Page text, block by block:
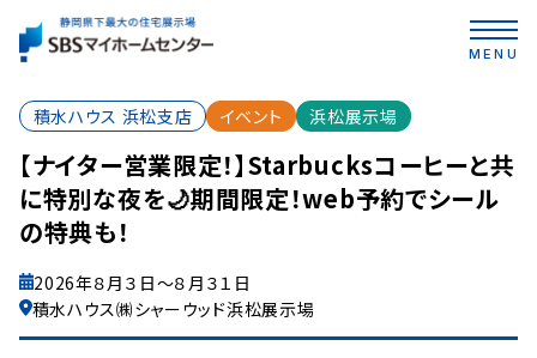
MENU
積水ハウス 浜松支店 イベント 浜松展示場
【ナイター営業限定！】Starbucksコーヒーと共
に特別な夜を🌙期間限定！web予約でシール
の特典も！
2026年８月３日～８月３１日
積水ハウス㈱シャーウッド浜松展示場